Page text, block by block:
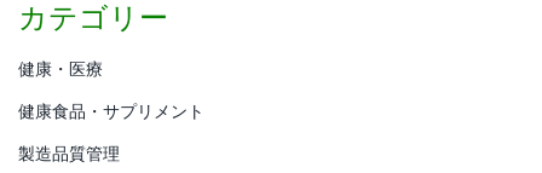
カテゴリー
健康・医療
健康食品・サプリメント
製造品質管理